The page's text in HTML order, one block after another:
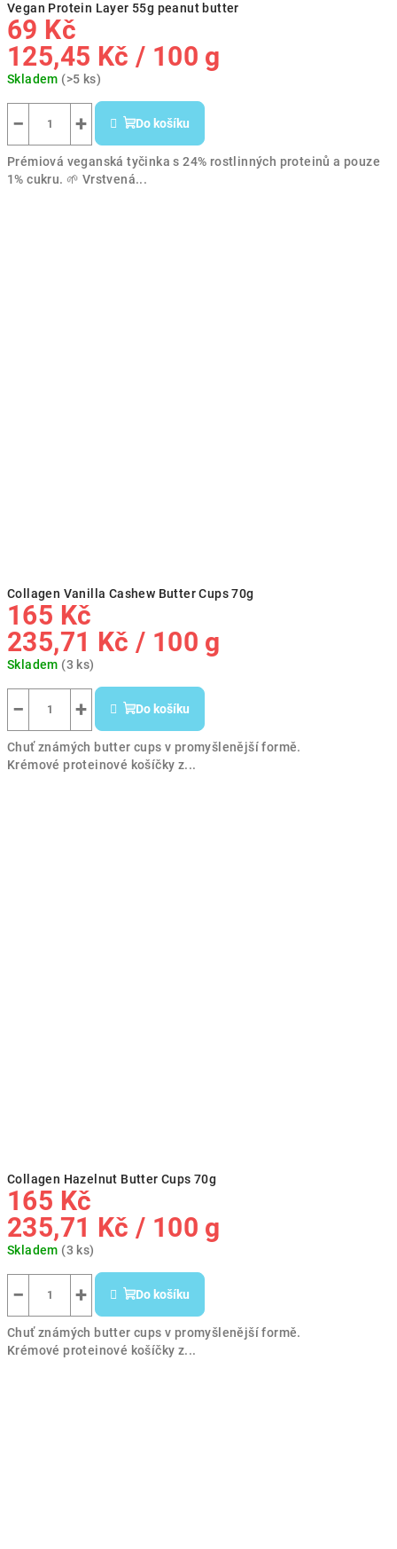
Vegan Protein Layer 55g peanut butter
69 Kč
Měrná
cena:
125,45 Kč / 100 g
Skladem (>5 ks)
+
− Do košíku
Prémiová veganská tyčinka s 24% rostlinných proteinů a pouze
1% cukru. 🌱 Vrstvená...
Collagen Vanilla Cashew Butter Cups 70g
165 Kč
Měrná
cena:
235,71 Kč / 100 g
Skladem (3 ks)
+
− Do košíku
Chuť známých butter cups v promyšlenější formě.
Krémové proteinové košíčky z...
Collagen Hazelnut Butter Cups 70g
165 Kč
Měrná
cena:
235,71 Kč / 100 g
Skladem (3 ks)
+
− Do košíku
Chuť známých butter cups v promyšlenější formě.
Krémové proteinové košíčky z...